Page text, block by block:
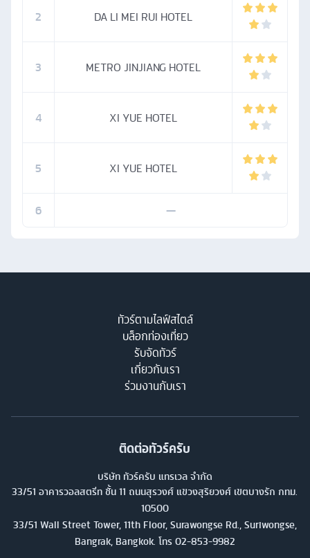
2 DA LI MEI RUI HOTEL
3 METRO JINJIANG HOTEL
4 XI YUE HOTEL
5 XI YUE HOTEL
6 —
ทัวร์ตามไลฟ์สไตล์
บล็อกท่องเที่ยว
รับจัดทัวร์
เกี่ยวกับเรา
ร่วมงานกับเรา
ติดต่อทัวร์ครับ
บริษัท ทัวร์ครับ แทรเวล จำกัด
33/51 อาคารวอลสตรีท ชั้น 11 ถนนสุรวงศ์ แขวงสุริยวงศ์ เขตบางรัก กทม.
10500
33/51 Wall Street Tower, 11th Floor, Surawongse Rd., Suriwongse,
Bangrak, Bangkok. โทร 02-853-9982